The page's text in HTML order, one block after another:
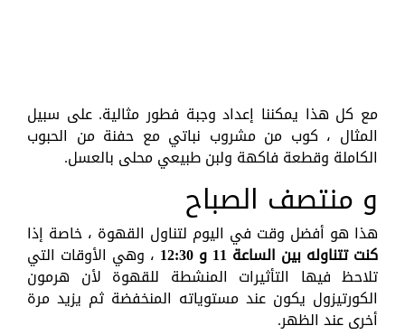
مع كل هذا يمكننا إعداد وجبة فطور مثالية. على سبيل
المثال ، كوب من مشروب نباتي مع حفنة من الحبوب
الكاملة وقطعة فاكهة ولبن طبيعي محلى بالعسل.
و منتصف الصباح
هذا هو أفضل وقت في اليوم لتناول القهوة ، خاصة إذا
كنت تتناوله بين الساعة 11 و 12:30 ، وهي الأوقات التي
تلاحظ فيها التأثيرات المنشطة للقهوة لأن هرمون
الكورتيزول يكون عند مستوياته المنخفضة ثم يزيد مرة
أخرى عند الظهر.